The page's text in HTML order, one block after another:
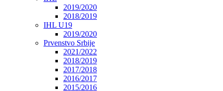
2019/2020
2018/2019
IHL U19
2019/2020
Prvenstvo Srbije
2021/2022
2018/2019
2017/2018
2016/2017
2015/2016